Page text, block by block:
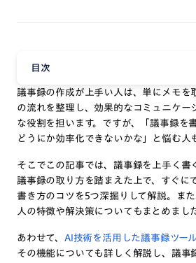
目次
議事録の作成が上手い人は、単にメモを
の流れを整理し、効果的なコミュニケー
な役割を担います。ですが、「議事録を
どうにか効率化できないかな」と悩む人
そこでこの記事では、議事録を上手く書
議事録の取り方を踏まえた上で、すぐに
書き方のコツを5つ深掘りして解説。ま
人の特徴や解決策についてもまとめまし
あわせて、 AI技術を活用した議事録ツー
その機能についても詳しく解説し、議事